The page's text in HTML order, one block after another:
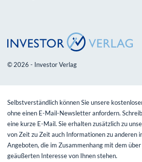
© 2026 - Investor Verlag
Selbstverständlich können Sie unsere
ohne einen E-Mail-Newsletter anfordern.
eine kurze E-Mail. Sie erhalten zusätzlich zu
von Zeit zu Zeit auch Informationen zu anderen
Angeboten, die im Zusammenhang mit dem
geäußerten Interesse von Ihnen stehen.